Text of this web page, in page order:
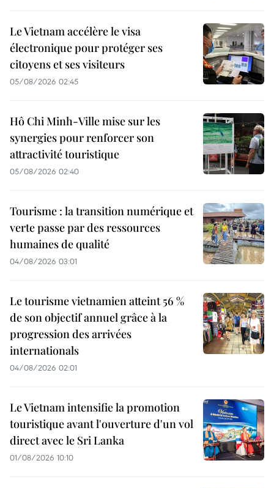
Le Vietnam accélère le visa
électronique pour protéger ses
citoyens et ses visiteurs
05/08/2026 02:45
Hô Chi Minh-Ville mise sur les
synergies pour renforcer son
attractivité touristique
05/08/2026 02:40
Tourisme : la transition numérique et
verte passe par des ressources
humaines de qualité
04/08/2026 03:01
Le tourisme vietnamien atteint 56 %
de son objectif annuel grâce à la
progression des arrivées
internationals
04/08/2026 02:01
Le Vietnam intensifie la promotion
touristique avant l'ouverture d'un vol
direct avec le Sri Lanka
01/08/2026 10:10